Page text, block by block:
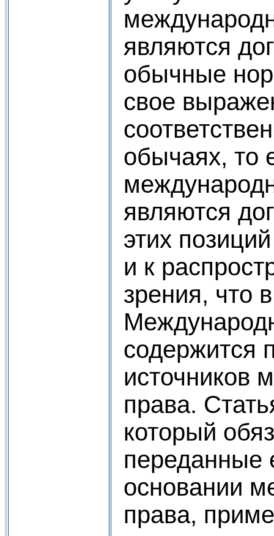
являются
обычные
свое
обычаях, то
являются
этих
и к
зрения, что
содержится
источников
права.
который
переданные
основании
права,